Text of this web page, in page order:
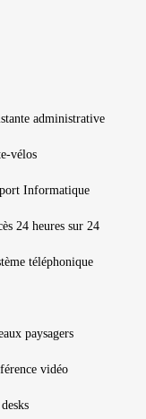
administrative
vélos
Informatique
24 heures sur 24
téléphonique
paysagers
vidéo